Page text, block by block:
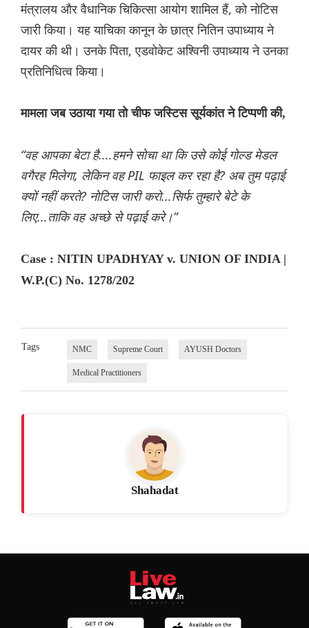
मंत्रालय और वैधानिक चिकित्सा आयोग शामिल हैं, को नोटिस
जारी किया। यह याचिका कानून के छात्र नितिन उपाध्याय ने
दायर की थी। उनके पिता, एडवोकेट अश्विनी उपाध्याय ने उनका
प्रतिनिधित्व किया।
मामला जब उठाया गया तो चीफ जस्टिस सूर्यकांत ने टिप्पणी की,
“वह आपका बेटा है....हमने सोचा था कि उसे कोई गोल्ड मेडल
वगैरह मिलेगा, लेकिन वह PIL फाइल कर रहा है? अब तुम पढ़ाई
क्यों नहीं करते? नोटिस जारी करो...सिर्फ तुम्हारे बेटे के
लिए...ताकि वह अच्छे से पढ़ाई करे।”
Case : NITIN UPADHYAY v. UNION OF INDIA |
W.P.(C) No. 1278/202
Tags NMC Supreme Court AYUSH Doctors
Medical Practitioners
Shahadat